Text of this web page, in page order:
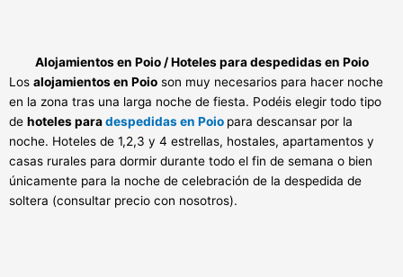
Alojamientos en Poio / Hoteles para despedidas en Poio
Los alojamientos en Poio son muy necesarios para hacer noche
en la zona tras una larga noche de fiesta. Podéis elegir todo tipo
de hoteles paradespedidas en Poio para descansar por la
noche. Hoteles de 1,2,3 y 4 estrellas, hostales, apartamentos y
casas rurales para dormir durante todo el fin de semana o bien
únicamente para la noche de celebración de la despedida de
soltera (consultar precio con nosotros).